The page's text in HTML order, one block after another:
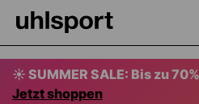
springen
☀️ SUMMER SALE: Bis zu
Jetzt shoppen